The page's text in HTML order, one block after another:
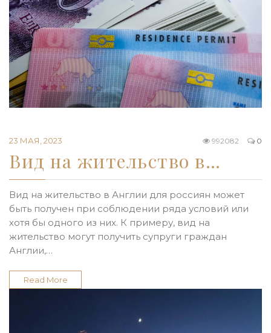
23 МАЯ, 2023 0
992082
Вид на жительство в…
Вид на жительство в Англии для россиян может
быть получен при соблюдении ряда условий или
хотя бы одного из них. К примеру, вид на
жительство могут получить супруги граждан
Англии,…
Read More